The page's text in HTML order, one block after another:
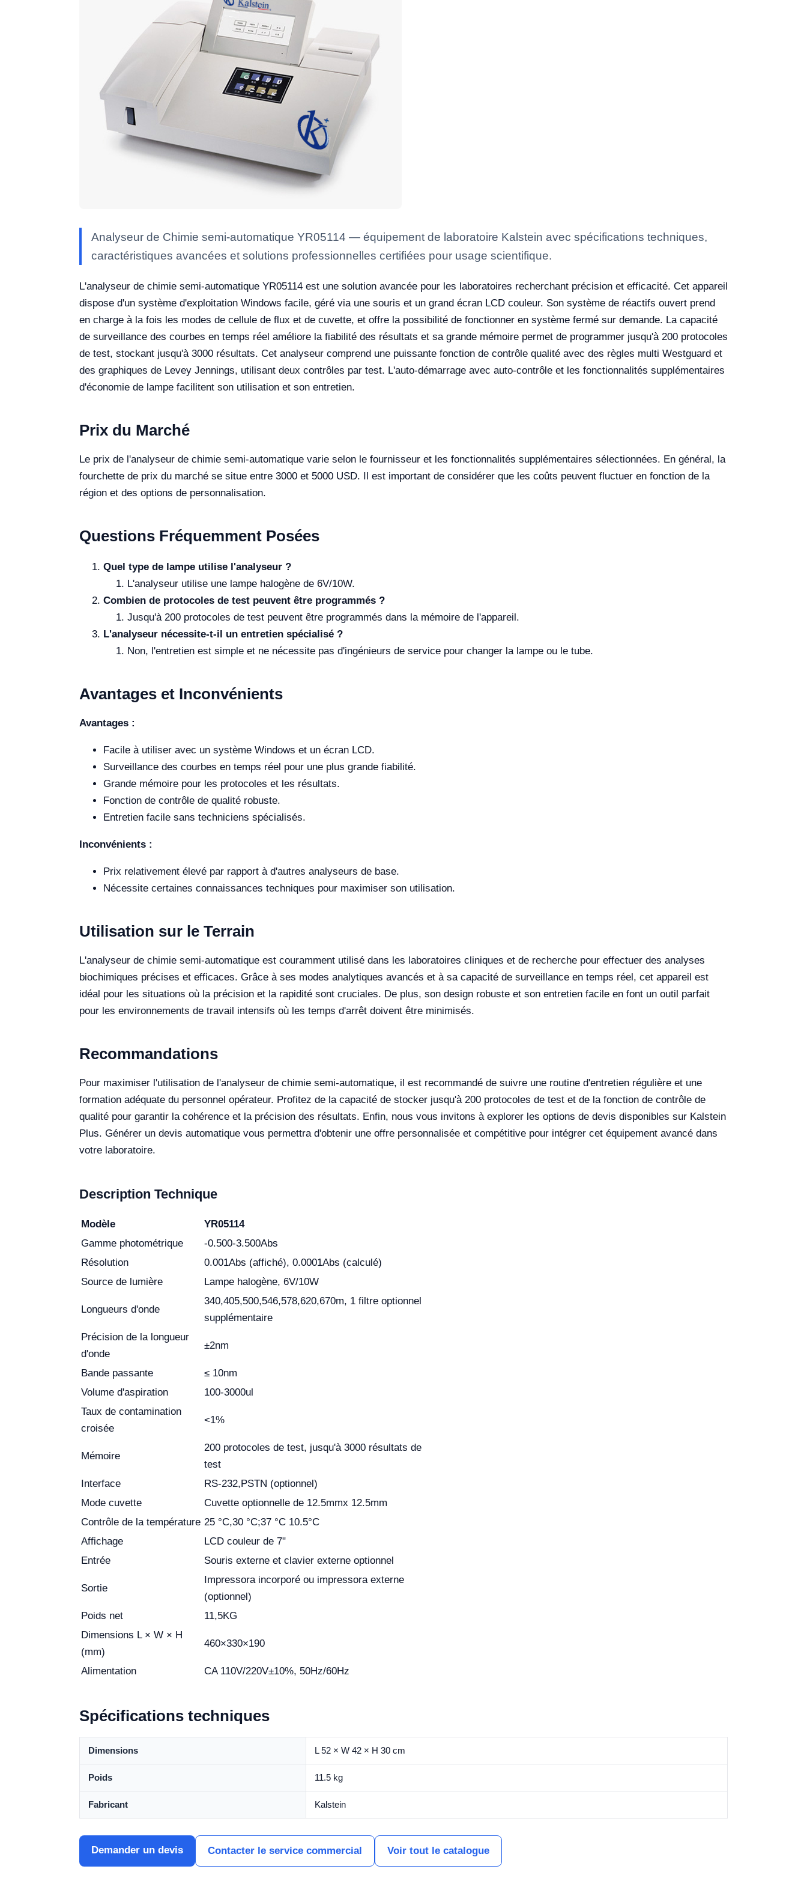
Analyseur de Chimie semi-automatique YR05114 — équipement de laboratoire Kalstein avec spécifications techniques,
caractéristiques avancées et solutions professionnelles certifiées pour usage scientifique.
L'analyseur de chimie semi-automatique YR05114 est une solution avancée pour les laboratoires recherchant précision et efficacité. Cet appareil
dispose d'un système d'exploitation Windows facile, géré via une souris et un grand écran LCD couleur. Son système de réactifs ouvert prend
en charge à la fois les modes de cellule de flux et de cuvette, et offre la possibilité de fonctionner en système fermé sur demande. La capacité
de surveillance des courbes en temps réel améliore la fiabilité des résultats et sa grande mémoire permet de programmer jusqu'à 200 protocoles
de test, stockant jusqu'à 3000 résultats. Cet analyseur comprend une puissante fonction de contrôle qualité avec des règles multi Westguard et
des graphiques de Levey Jennings, utilisant deux contrôles par test. L'auto-démarrage avec auto-contrôle et les fonctionnalités supplémentaires
d'économie de lampe facilitent son utilisation et son entretien.
Prix du Marché
Le prix de l'analyseur de chimie semi-automatique varie selon le fournisseur et les fonctionnalités supplémentaires sélectionnées. En général, la
fourchette de prix du marché se situe entre 3000 et 5000 USD. Il est important de considérer que les coûts peuvent fluctuer en fonction de la
région et des options de personnalisation.
Questions Fréquemment Posées
Quel type de lampe utilise l'analyseur ?
L'analyseur utilise une lampe halogène de 6V/10W.
Combien de protocoles de test peuvent être programmés ?
Jusqu'à 200 protocoles de test peuvent être programmés dans la mémoire de l'appareil.
L'analyseur nécessite-t-il un entretien spécialisé ?
Non, l'entretien est simple et ne nécessite pas d'ingénieurs de service pour changer la lampe ou le tube.
Avantages et Inconvénients
Avantages :
Facile à utiliser avec un système Windows et un écran LCD.
Surveillance des courbes en temps réel pour une plus grande fiabilité.
Grande mémoire pour les protocoles et les résultats.
Fonction de contrôle de qualité robuste.
Entretien facile sans techniciens spécialisés.
Inconvénients :
Prix relativement élevé par rapport à d'autres analyseurs de base.
Nécessite certaines connaissances techniques pour maximiser son utilisation.
Utilisation sur le Terrain
L'analyseur de chimie semi-automatique est couramment utilisé dans les laboratoires cliniques et de recherche pour effectuer des analyses
biochimiques précises et efficaces. Grâce à ses modes analytiques avancés et à sa capacité de surveillance en temps réel, cet appareil est
idéal pour les situations où la précision et la rapidité sont cruciales. De plus, son design robuste et son entretien facile en font un outil parfait
pour les environnements de travail intensifs où les temps d'arrêt doivent être minimisés.
Recommandations
Pour maximiser l'utilisation de l'analyseur de chimie semi-automatique, il est recommandé de suivre une routine d'entretien régulière et une
formation adéquate du personnel opérateur. Profitez de la capacité de stocker jusqu'à 200 protocoles de test et de la fonction de contrôle de
qualité pour garantir la cohérence et la précision des résultats. Enfin, nous vous invitons à explorer les options de devis disponibles sur Kalstein
Plus. Générer un devis automatique vous permettra d'obtenir une offre personnalisée et compétitive pour intégrer cet équipement avancé dans
votre laboratoire.
Description Technique
Modèle
YR05114
Gamme photométrique
-0.500-3.500Abs
Résolution
0.001Abs (affiché), 0.0001Abs (calculé)
Source de lumière
Lampe halogène, 6V/10W
Longueurs d'onde
340,405,500,546,578,620,670m, 1 filtre optionnel
supplémentaire
Précision de la longueur
d'onde
±2nm
Bande passante
≤ 10nm
Volume d'aspiration
100-3000ul
Taux de contamination
croisée
<1%
Mémoire
200 protocoles de test, jusqu'à 3000 résultats de
test
Interface
RS-232,PSTN (optionnel)
Mode cuvette
Cuvette optionnelle de 12.5mmx 12.5mm
Contrôle de la température 25 °C,30 °C;37 °C 10.5°С
Affichage
LCD couleur de 7"
Entrée
Souris externe et clavier externe optionnel
Sortie
Impressora incorporé ou impressora externe
(optionnel)
Poids net
11,5KG
Dimensions L × W × H
(mm)
460×330×190
Alimentation CA 110V/220V±10%, 50Hz/60Hz
Spécifications techniques
Dimensions L 52 × W 42 × H 30 cm
Poids 11.5 kg
Fabricant Kalstein
Demander un devis Contacter le service commercial Voir tout le catalogue